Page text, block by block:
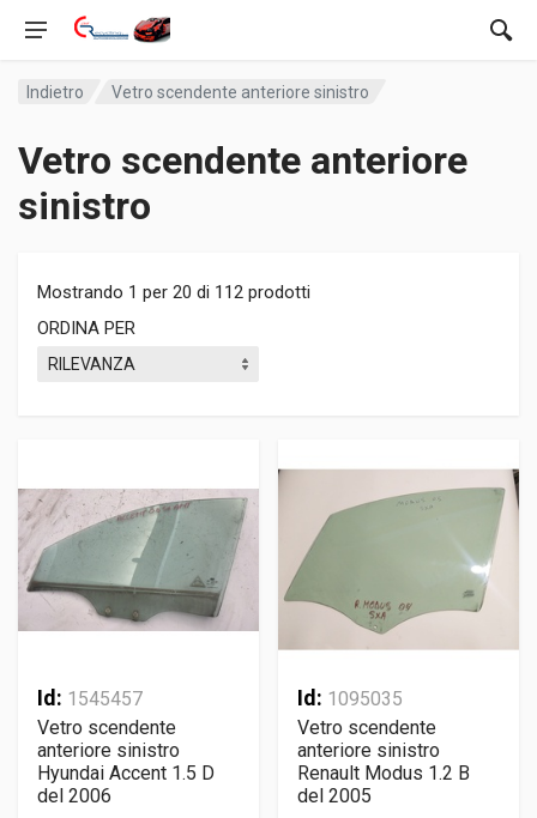
Indietro Vetro scendente anteriore sinistro
Vetro scendente anteriore
sinistro
Mostrando 1 per 20 di 112 prodotti
ORDINA PER
Id: 1545457
Vetro scendente
anteriore sinistro
Hyundai Accent 1.5 D
del 2006
Id: 1095035
Vetro scendente
anteriore sinistro
Renault Modus 1.2 B
del 2005